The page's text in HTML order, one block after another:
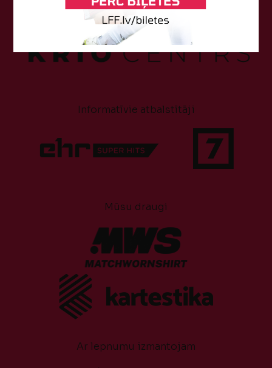
Informatīvie atbalstītāji
Mūsu draugi
Ar lepnumu izmantojam